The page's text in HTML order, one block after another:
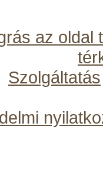
az oldal
Szolgáltatás